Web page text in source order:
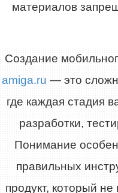
материалов
Создание
amiga.ru — это
где каждая стадия
разработки,
Понимание
правильных
продукт, который не